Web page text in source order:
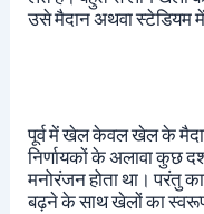
उसे मैदान अथवा स्टेडियम
पूर्व में खेल केवल खेल के
निर्णायकों के अलावा कुछ
मनोरंजन होता था। परंतु
बढ़ने के साथ खेलों का स्वरूप